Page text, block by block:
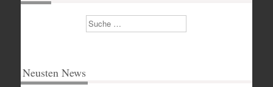
Suchen
Neusten News